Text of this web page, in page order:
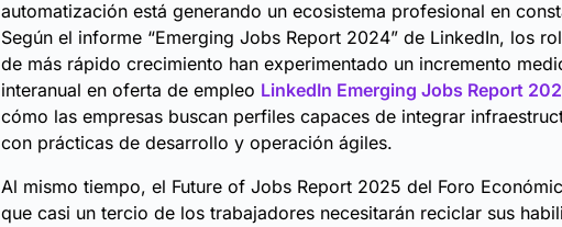
automatización está generando un ecosistema profesional en
Según el informe “Emerging Jobs Report 2024” de LinkedIn, los
de más rápido crecimiento han experimentado un incremento
interanual en oferta de empleo LinkedIn Emerging Jobs Report
cómo las empresas buscan perfiles capaces de integrar
con prácticas de desarrollo y operación ágiles.
Al mismo tiempo, el Future of Jobs Report 2025 del Foro
que casi un tercio de los trabajadores necesitarán reciclar sus